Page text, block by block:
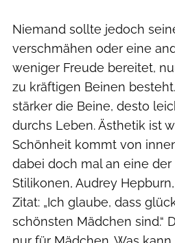
Niemand sollte jedoch
verschmähen oder eine
weniger Freude bereitet,
zu kräftigen Beinen
stärker die Beine, desto
durchs Leben. Ästhetik ist
Schönheit kommt von
dabei doch mal an eine
Stilikonen, Audrey
Zitat: „Ich glaube, dass
schönsten Mädchen sind.“